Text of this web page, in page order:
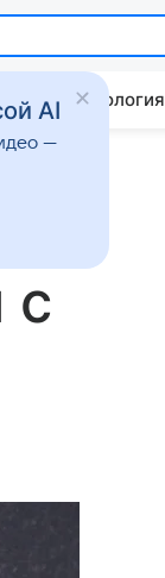
Психология
с
AI
—